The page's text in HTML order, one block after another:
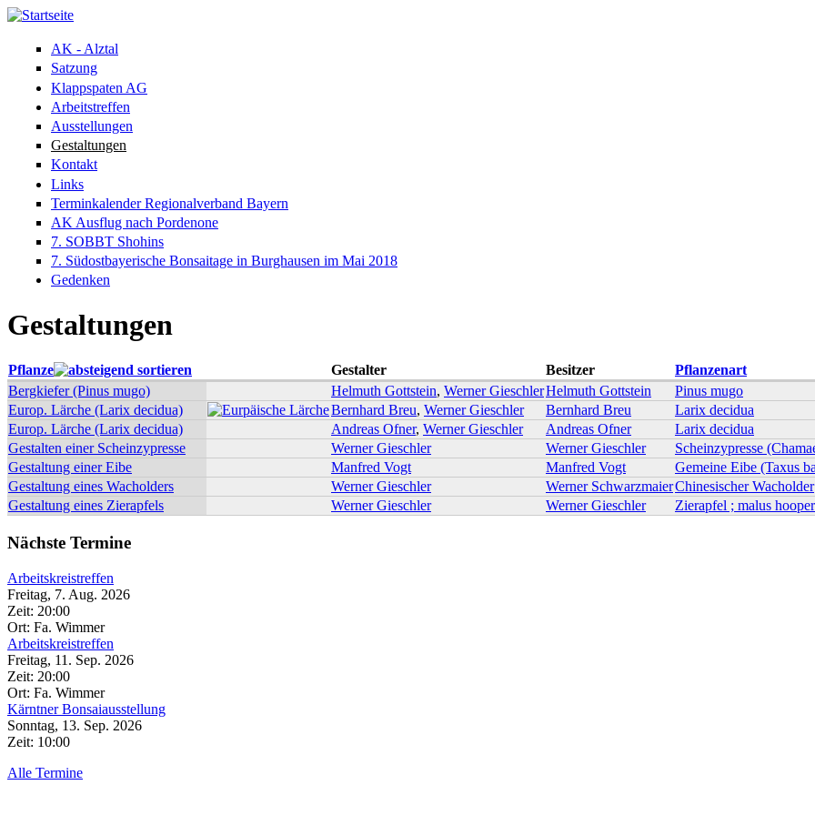
Direkt zum Inhalt
AK - Alztal
Satzung
Klappspaten AG
Arbeitstreffen
Ausstellungen
Gestaltungen
Kontakt
Links
Terminkalender Regionalverband Bayern
AK Ausflug nach Pordenone
7. SOBBT Shohins
7. Südostbayerische Bonsaitage in Burghausen im Mai 2018
Gedenken
Gestaltungen
Pflanze Gestalter Besitzer
Pflanzenart
Bergkiefer (Pinus mugo)
Helmuth Gottstein, Werner GieschlerHelmuth Gottstein
Pinus mugo
Europ. Lärche (Larix decidua)
Bernhard Breu, Werner Gieschler Bernhard Breu
Larix decidua
Europ. Lärche (Larix decidua)
Andreas Ofner, Werner Gieschler Andreas Ofner
Larix decidua
Gestalten einer Scheinzypresse
Werner Gieschler Werner Gieschler
Scheinzypresse
Gestaltung einer Eibe
Manfred Vogt Manfred Vogt
Gemeine Eibe (Taxus
Gestaltung eines Wacholders
Werner Gieschler Werner SchwarzmaierChinesischer Wacholder
Gestaltung eines Zierapfels
Werner Gieschler Werner Gieschler Zierapfel ; malus hooper
Nächste Termine
Arbeitskreistreffen
Freitag, 7. Aug. 2026
Zeit: 20:00
Ort: Fa. Wimmer
Arbeitskreistreffen
Freitag, 11. Sep. 2026
Zeit: 20:00
Ort: Fa. Wimmer
Kärntner Bonsaiausstellung
Sonntag, 13. Sep. 2026
Zeit: 10:00
Alle Termine